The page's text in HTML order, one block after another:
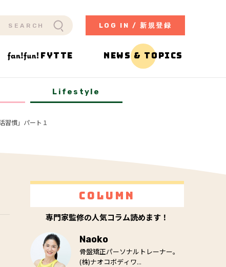
LOG IN / 新規登録
FYTTE NEWS & TOPICS
Lifestyle
習慣」パート１
Column
専門家監修の人気コラム読めます！
Naoko
骨盤矯正パーソナルトレーナー。
(株)ナオコボディワ...